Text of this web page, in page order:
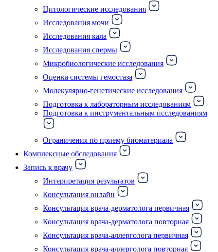
Цитологические исследования
Исследования мочи
Исследования кала
Исследования спермы
Микробиологические исследования
Оценка системы гемостаза
Молекулярно-генетические исследования
Подготовка к лабораторным исследованиям
Подготовка к инструментальным исследованиям
Ограничения по приему биоматериала
Комплексные обследования
Запись к врачу
Интерпретация результатов
Консультация онлайн
Консультация врача-дерматолога первичная
Консультация врача-дерматолога повторная
Консультация врача-аллерголога первичная
Консультация врача-аллерголога повторная